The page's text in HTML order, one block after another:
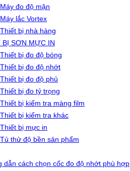
Máy đo độ mặn
Máy lắc Vortex
Thiết bị nhà hàng
BỊ SƠN MỰC IN
Thiết bị đo độ bóng
Thiết bị đo độ nhớt
Thiết bị đo độ phủ
Thiết bị đo tỷ trọng
Thiết bị kiểm tra màng film
Thiết bị kiểm tra khác
Thiết bị mực in
Tủ thử độ bền sản phẩm
dẫn cách chọn cốc đo độ nhớt phù hợp